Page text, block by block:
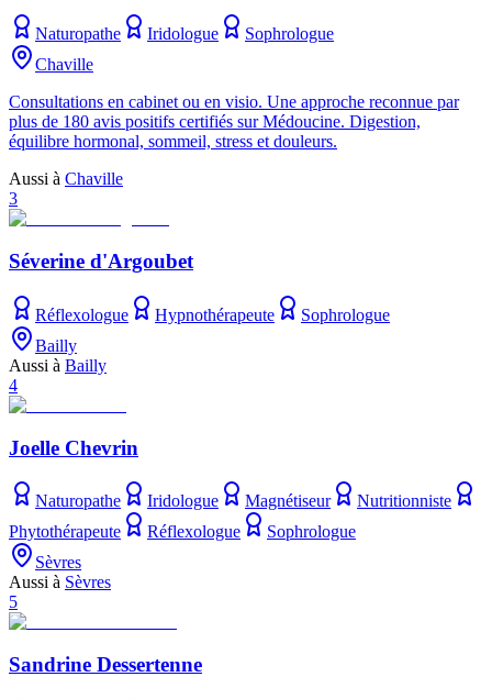
Naturopathe Iridologue
Sophrologue
Chaville
Consultations en cabinet ou en visio. Une approche reconnue par
plus de 180 avis positifs certifiés sur Médoucine. Digestion,
équilibre hormonal, sommeil, stress et douleurs.
Aussi à Chaville
3
Séverine d'Argoubet
Réflexologue Hypnothérapeute
Sophrologue
Bailly
Aussi à Bailly
4
Joelle Chevrin
Naturopathe Iridologue Magnétiseur
Nutritionniste
Phytothérapeute
Réflexologue
Sophrologue
Sèvres
Aussi à Sèvres
5
Sandrine Dessertenne